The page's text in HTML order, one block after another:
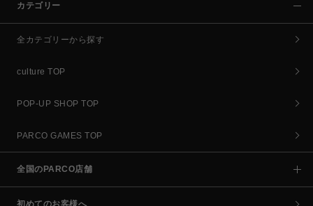
カテゴリー
全カテゴリーから探す
culture TOP
POP-UP SHOP TOP
PARCO GAMES TOP
全国のPARCO店舗